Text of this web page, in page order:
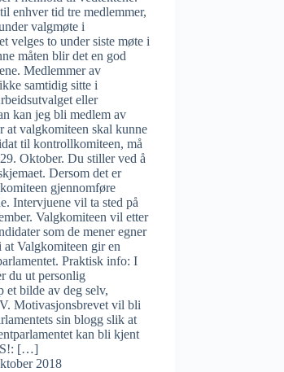
enhver tid tre medlemmer,
valgmøte i
velges to under siste møte i
måten blir det en god
Medlemmer av
samtidig sitte i
eller
kan jeg bli medlem av
at valgkomiteen skal kunne
til kontrollkomiteen, må
Oktober. Du stiller ved å
Dersom det er
gjennomføre
Intervjuene vil ta sted på
Valgkomiteen vil etter
som de mener egner
Valgkomiteen gir en
Praktisk info: I
du ut personlig
et bilde av deg selv,
Motivasjonsbrevet vil bli
sin blogg slik at
kan bli kjent
[…]
2018